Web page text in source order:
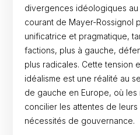
divergences idéologiques au
courant de Mayer-Rossignol
unificatrice et pragmatique,
factions, plus à gauche,
plus radicales. Cette tension
idéalisme est une réalité au
de gauche en Europe, où les
concilier les attentes de
nécessités de gouvernance.